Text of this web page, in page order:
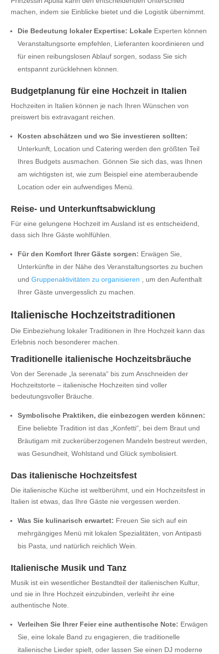
machen, indem sie Einblicke bietet und die Logistik übernimmt.
Die Bedeutung lokaler Expertise: Lokale Experten können
Veranstaltungsorte empfehlen, Lieferanten koordinieren und
für einen reibungslosen Ablauf sorgen, sodass Sie sich
entspannt zurücklehnen können.
Budgetplanung für eine Hochzeit in Italien
Hochzeiten in Italien können je nach Ihren Wünschen von
preiswert bis extravagant reichen.
Kosten abschätzen und wo Sie investieren sollten:
Unterkunft, Location und Catering werden den größten Teil
Ihres Budgets ausmachen. Gönnen Sie sich das, was Ihnen
am wichtigsten ist, wie zum Beispiel eine atemberaubende
Location oder ein aufwendiges Menü.
Reise- und Unterkunftsabwicklung
Für eine gelungene Hochzeit im Ausland ist es entscheidend,
dass sich Ihre Gäste wohlfühlen.
Für den Komfort Ihrer Gäste sorgen: Erwägen Sie,
Unterkünfte in der Nähe des Veranstaltungsortes zu buchen
undGruppenaktivitäten zu organisieren , um den Aufenthalt
Ihrer Gäste unvergesslich zu machen.
Italienische Hochzeitstraditionen
Die Einbeziehung lokaler Traditionen in Ihre Hochzeit kann das
Erlebnis noch besonderer machen.
Traditionelle italienische Hochzeitsbräuche
Von der Serenade „la serenata“ bis zum Anschneiden der
Hochzeitstorte – italienische Hochzeiten sind voller
bedeutungsvoller Bräuche.
Symbolische Praktiken, die einbezogen werden können:
Eine beliebte Tradition ist das „Konfetti“, bei dem Braut und
Bräutigam mit zuckerüberzogenen Mandeln bestreut werden,
was Gesundheit, Wohlstand und Glück symbolisiert.
Das italienische Hochzeitsfest
Die italienische Küche ist weltberühmt, und ein Hochzeitsfest in
Italien ist etwas, das Ihre Gäste nie vergessen werden.
Was Sie kulinarisch erwartet: Freuen Sie sich auf ein
mehrgängiges Menü mit lokalen Spezialitäten, von Antipasti
bis Pasta, und natürlich reichlich Wein.
Italienische Musik und Tanz
Musik ist ein wesentlicher Bestandteil der italienischen Kultur,
und sie in Ihre Hochzeit einzubinden, verleiht ihr eine
authentische Note.
Verleihen Sie Ihrer Feier eine authentische Note: Erwägen
Sie, eine lokale Band zu engagieren, die traditionelle
italienische Lieder spielt, oder lassen Sie einen DJ moderne